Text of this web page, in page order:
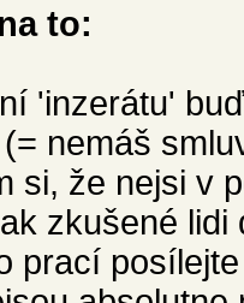
to:
'inzerátu'
nemáš
si, že nejsi v
zkušené
prací